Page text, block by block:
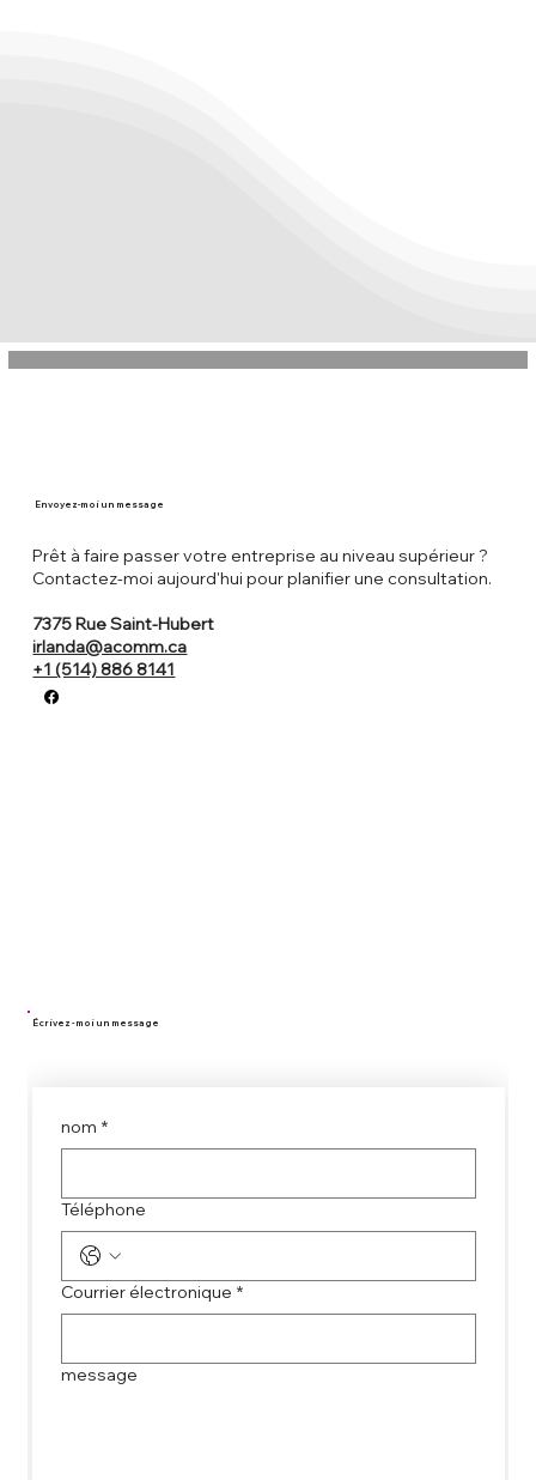
Prêt à faire passer votre entreprise au niveau supérieur ?
Contactez-moi aujourd'hui pour planifier une consultation.
7375 Rue Saint-Hubert
irlanda@acomm.ca
+1 (514) 886 8141
Envoyez-moi un message
nom *
Téléphone
Courrier électronique *
message
Écrivez - moi un message